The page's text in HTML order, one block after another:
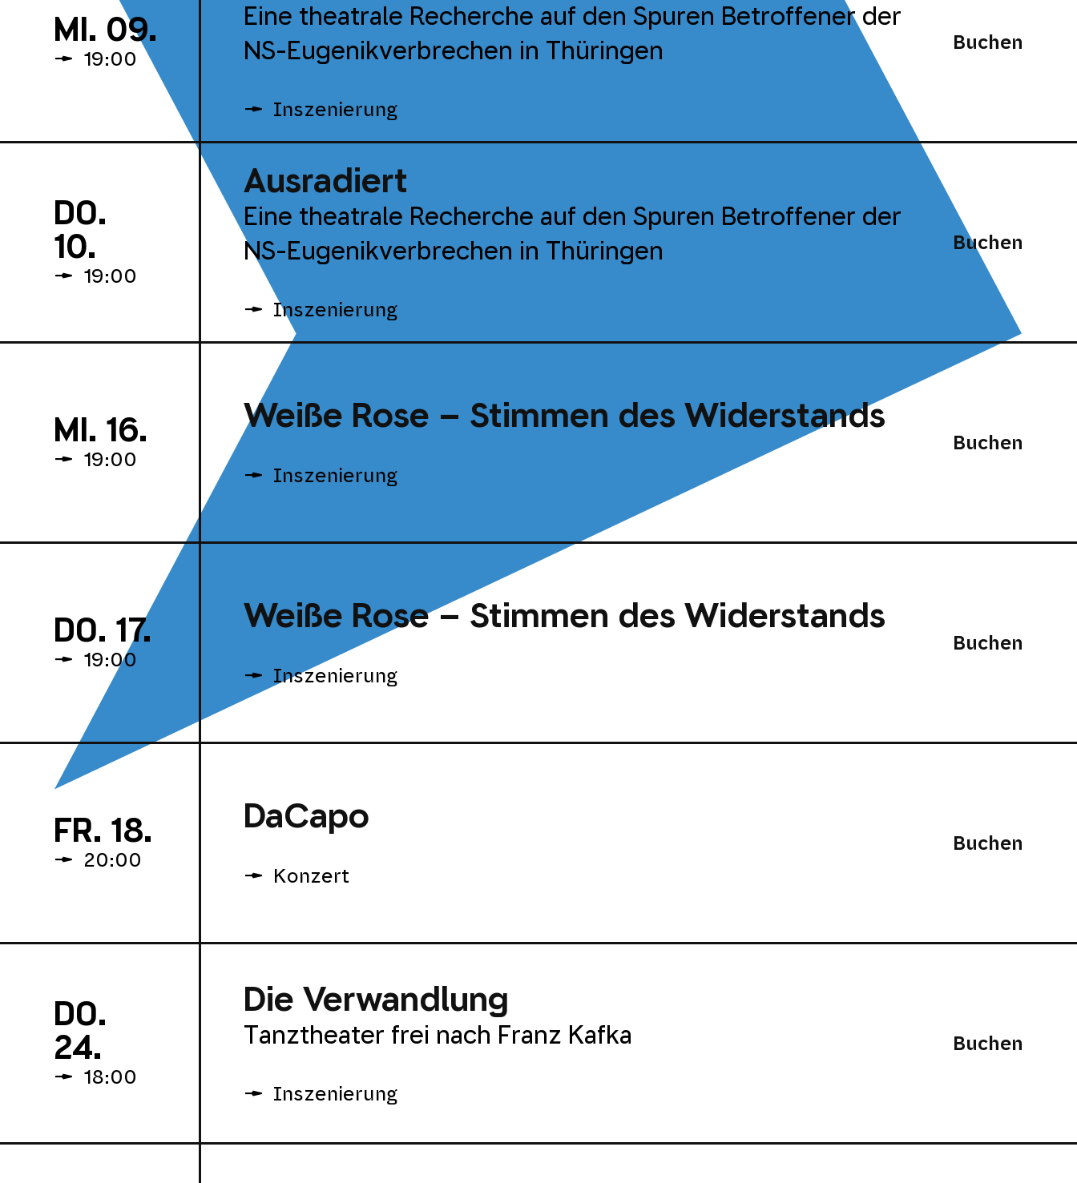
MI. 09.
19:00
Eine theatrale Recherche auf den Spuren Betroffener der
NS-Eugenikverbrechen in Thüringen
Inszenierung
Buchen
DO.
10.
19:00
Ausradiert
Eine theatrale Recherche auf den Spuren Betroffener der
NS-Eugenikverbrechen in Thüringen
Inszenierung
Buchen
MI. 16.
19:00
Weiße Rose – Stimmen des Widerstands
Inszenierung
Buchen
DO. 17.
19:00
Weiße Rose – Stimmen des Widerstands
Inszenierung
Buchen
FR. 18.
20:00
DaCapo
Konzert
Buchen
DO.
24.
18:00
Die Verwandlung
Tanztheater frei nach Franz Kafka
Inszenierung
Buchen